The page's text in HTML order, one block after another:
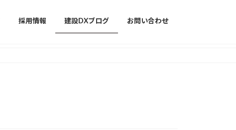
採用情報 建設DXブログ お問い合わせ